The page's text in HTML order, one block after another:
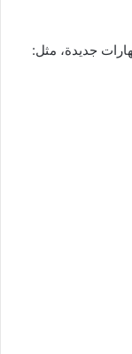
جديدة، مثل: